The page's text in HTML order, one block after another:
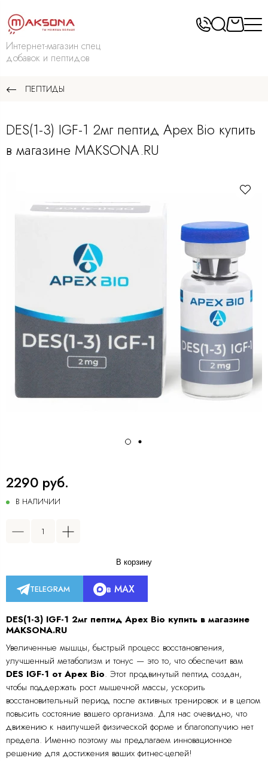
Интернет-магазин спец
добавок и пептидов
ПЕПТИДЫ
DES(1-3) IGF-1 2мг пептид Apex Bio купить
в магазине MAKSONA.RU
2290 руб.
В НАЛИЧИИ
В корзину
TELEGRAM в MAX
DES(1-3) IGF-1 2мг пептид Apex Bio купить в магазине
MAKSONA.RU
Увеличенные мышцы, быстрый процесс восстановления,
улучшенный метаболизм и тонус — это то, что обеспечит вам
DES IGF-1 от Apex Bio. Этот продвинутый пептид создан,
чтобы поддержать рост мышечной массы, ускорить
восстановительный период после активных тренировок и в целом
повысить состояние вашего организма. Для нас очевидно, что
движению к наилучшей физической форме и благополучию нет
предела. Именно поэтому мы предлагаем инновационное
решение для достижения ваших фитнес-целей!